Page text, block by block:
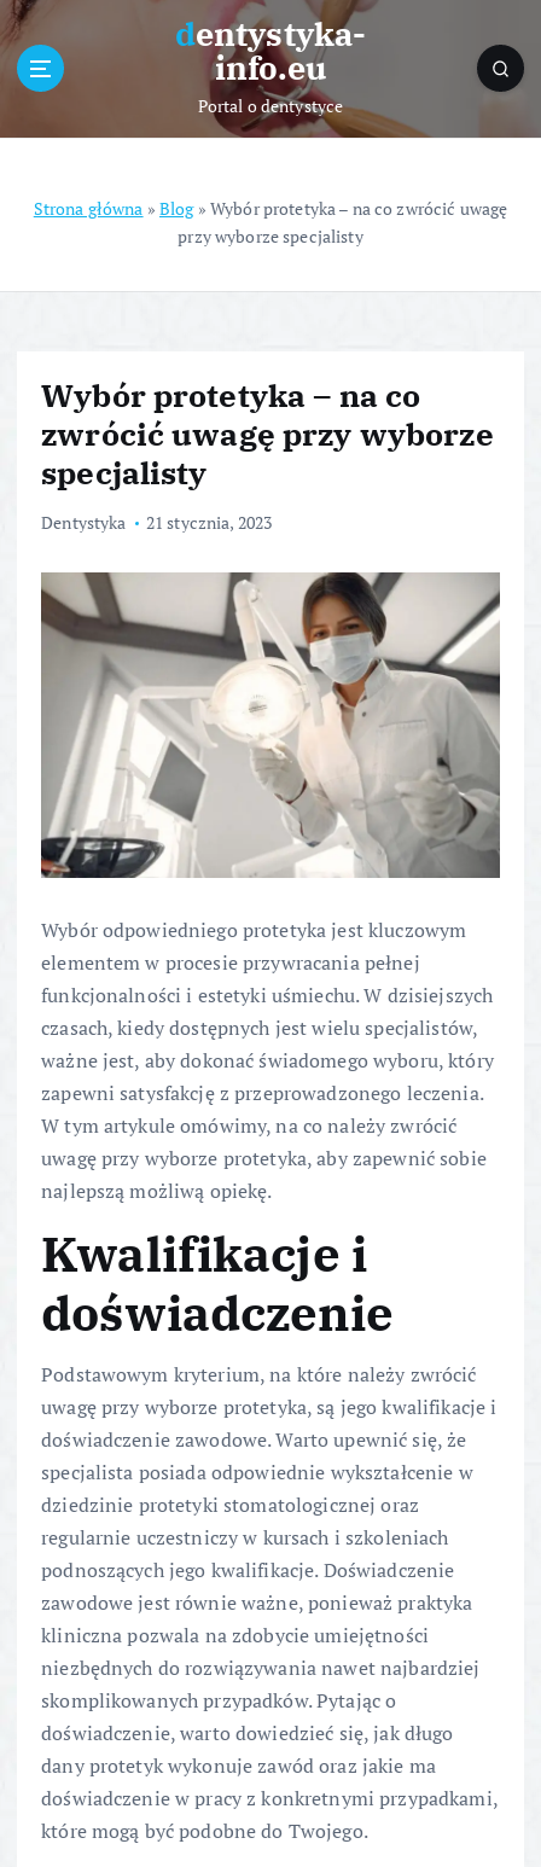
e
dentystyka-
info.eu
Portal o dentystyce
Strona główna »Blog»Wybór protetyka – na co zwrócić uwagę
przy wyborze specjalisty
Wybór protetyka – na co
zwrócić uwagę przy wyborze
specjalisty
Dentystyka 21 stycznia, 2023
Wybór odpowiedniego protetyka jest kluczowym
elementem w procesie przywracania pełnej
funkcjonalności i estetyki uśmiechu. W dzisiejszych
czasach, kiedy dostępnych jest wielu specjalistów,
ważne jest, aby dokonać świadomego wyboru, który
zapewni satysfakcję z przeprowadzonego leczenia.
W tym artykule omówimy, na co należy zwrócić
uwagę przy wyborze protetyka, aby zapewnić sobie
najlepszą możliwą opiekę.
Kwalifikacje i
doświadczenie
Podstawowym kryterium, na które należy zwrócić
uwagę przy wyborze protetyka, są jego kwalifikacje i
doświadczenie zawodowe. Warto upewnić się, że
specjalista posiada odpowiednie wykształcenie w
dziedzinie protetyki stomatologicznej oraz
regularnie uczestniczy w kursach i szkoleniach
podnoszących jego kwalifikacje. Doświadczenie
zawodowe jest równie ważne, ponieważ praktyka
kliniczna pozwala na zdobycie umiejętności
niezbędnych do rozwiązywania nawet najbardziej
skomplikowanych przypadków. Pytając o
doświadczenie, warto dowiedzieć się, jak długo
dany protetyk wykonuje zawód oraz jakie ma
doświadczenie w pracy z konkretnymi przypadkami,
które mogą być podobne do Twojego.